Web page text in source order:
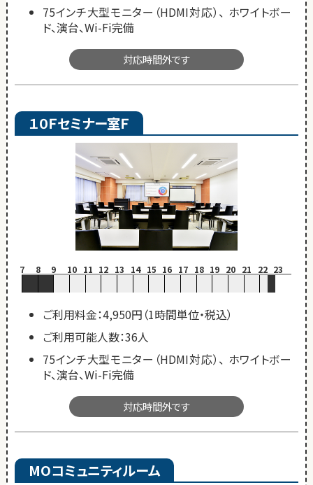
75インチ大型モニター（HDMI対応）、 ホワイトボー
ド、演台、Wi-Fi完備
対応時間外です
１０Ｆセミナー室Ｆ
7 8 9 10 11 12 13 14 15 16 17 18 19 20 21 22 23
ご利用料金：4,950円（1時間単位・税込）
ご利用可能人数：36人
75インチ大型モニター（HDMI対応）、 ホワイトボー
ド、演台、Wi-Fi完備
対応時間外です
MOコミュニティルーム